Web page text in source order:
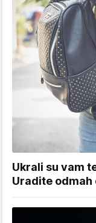
Ukrali su vam
Uradite odmah